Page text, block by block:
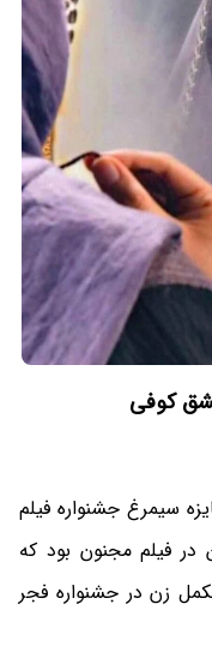
کوفی
سیمرغ جشنواره فیلم
فیلم مجنون بود که
زن در جشنواره فجر